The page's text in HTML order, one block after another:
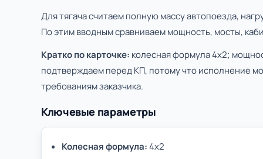
Для тягача считаем полную массу автопоезда,
По этим вводным сравниваем мощность, мосты,
Кратко по карточке: колесная формула 4х2;
подтверждаем перед КП, потому что исполнение
требованиям заказчика.
Ключевые параметры
Колесная формула:4х2